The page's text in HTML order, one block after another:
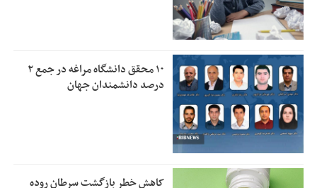
۱۰ محقق دانشگاه مراغه در جمع ۲
درصد دانشمندان جهان
کاهش خطر بازگشت سرطان روده